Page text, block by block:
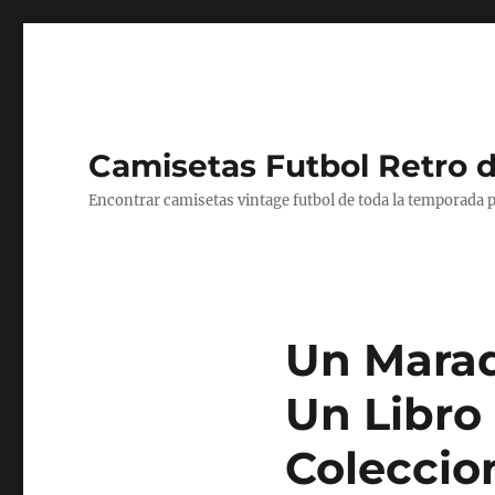
Camisetas Futbol Retro
Encontrar camisetas vintage futbol de toda la temporada
Un
Un Libro